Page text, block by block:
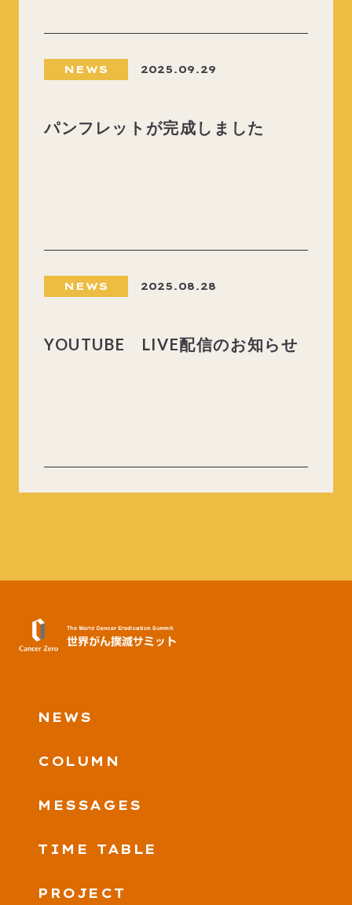
NEWS 2025.09.29
パンフレットが完成しました
NEWS 2025.08.28
YOUTUBE LIVE配信のお知らせ
NEWS
COLUMN
MESSAGES
TIME TABLE
PROJECT